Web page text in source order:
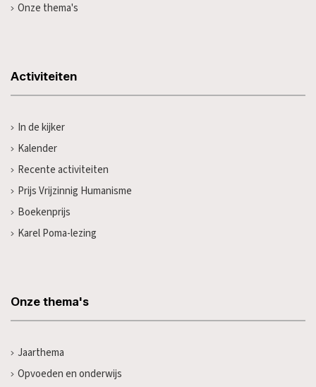
Onze thema's
Activiteiten
In de kijker
Kalender
Recente activiteiten
Prijs Vrijzinnig Humanisme
Boekenprijs
Karel Poma-lezing
Onze thema's
Jaarthema
Opvoeden en onderwijs